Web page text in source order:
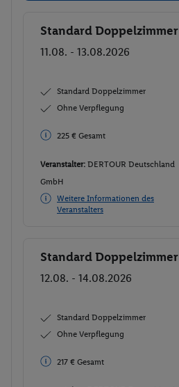
Buchen
Standard Doppelzimmer
11.08. - 13.08.2026
Standard Doppelzimmer
Ohne Verpflegung
225 € Gesamt
Veranstalter: DERTOUR Deutschland
GmbH
Weitere Informationen des
Veranstalters
Buchen
Standard Doppelzimmer
12.08. - 14.08.2026
Standard Doppelzimmer
Ohne Verpflegung
217 € Gesamt